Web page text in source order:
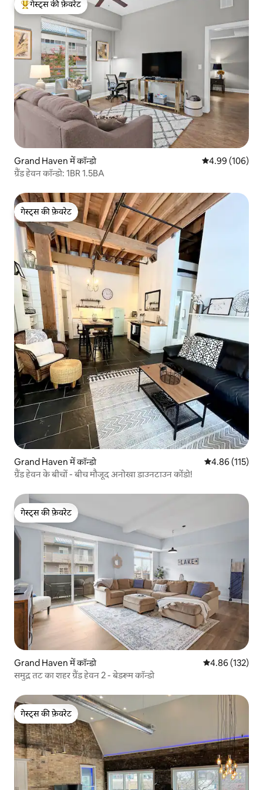
गेस्ट्स का टॉप फ़ेवरेट
गेस्ट्स की फ़ेवरेट
Grand Haven में कॉन्डो औसत रेटिंग 5 में से
4.99 (106)
ग्रैंड हेवन कॉन्डो: 1BR 1.5BA
गेस्ट्स की फ़ेवरेट
गेस्ट्स की फ़ेवरेट
Grand Haven में कॉन्डो औसत रेटिंग 5 में से
4.86 (115)
ग्रैंड हेवन के बीचों - बीच मौजूद अनोखा डाउनटाउन कोंडो!
गेस्ट्स की फ़ेवरेट
गेस्ट्स की फ़ेवरेट
Grand Haven में कॉन्डो औसत रेटिंग 5 में से
4.86 (132)
समुद्र तट का शहर ग्रैंड हेवन 2 - बेडरूम कॉन्डो
गेस्ट्स की फ़ेवरेट
गेस्ट्स की फ़ेवरेट